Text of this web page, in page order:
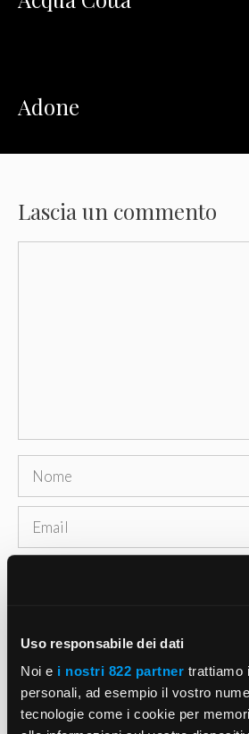
Uso responsabile dei dati
Noi e i nostri 822 partner trattiamo
personali, ad esempio il vostro
tecnologie come i cookie per
Adone
Lascia un commento
Nome
Email
browser per la prossima volta